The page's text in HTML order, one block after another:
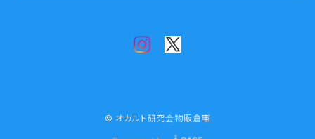
© オカルト研究会物販倉庫